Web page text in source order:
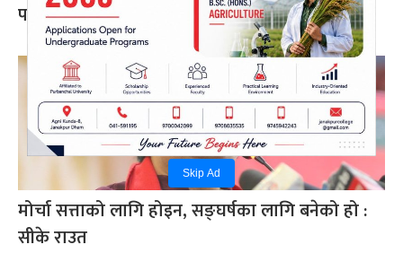
Skip Ad
पक्राउ
मोर्चा सत्ताको लागि होइन, सङ्घर्षका लागि बनेको हो :
सीके राउत